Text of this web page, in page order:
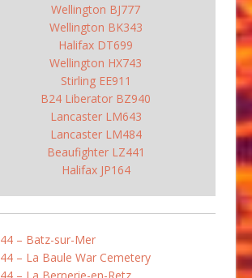
Wellington BJ777
Wellington BK343
Halifax DT699
Wellington HX743
Stirling EE911
B24 Liberator BZ940
Lancaster LM643
Lancaster LM484
Beaufighter LZ441
Halifax JP164
44 – Batz-sur-Mer
44 – La Baule War Cemetery
44 – La Bernerie-en-Retz